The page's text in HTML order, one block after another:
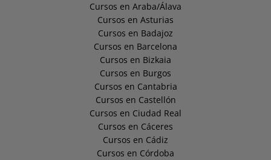
Cursos en Araba/Álava
Cursos en Asturias
Cursos en Badajoz
Cursos en Barcelona
Cursos en Bizkaia
Cursos en Burgos
Cursos en Cantabria
Cursos en Castellón
Cursos en Ciudad Real
Cursos en Cáceres
Cursos en Cádiz
Cursos en Córdoba